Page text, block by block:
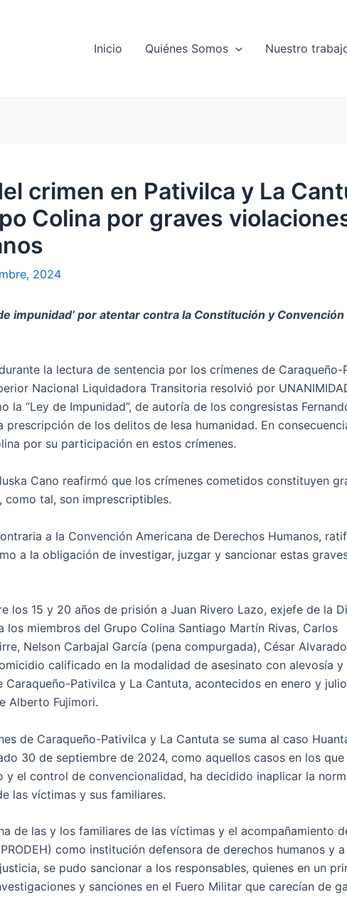
Inicio Quiénes Somos Nuestro
crimen en Pativilca y La
Colina por graves
2024
impunidad’ por atentar contra la Constitución y Convención
la lectura de sentencia por los crímenes de Caraqueño-
Nacional Liquidadora Transitoria resolvió por
la “Ley de Impunidad”, de autoría de los congresistas
de los delitos de lesa humanidad. En
por su participación en estos crímenes.
Cano reafirmó que los crímenes cometidos constituyen
como tal, son imprescriptibles.
a la Convención Americana de Derechos Humanos,
a la obligación de investigar, juzgar y sancionar estas
los 15 y 20 años de prisión a Juan Rivero Lazo, exjefe de la
los miembros del Grupo Colina Santiago Martín Rivas, Carlos
Nelson Carbajal García (pena compurgada), César
calificado en la modalidad de asesinato con alevosía y
Pativilca y La Cantuta, acontecidos en enero y
Alberto Fujimori.
de Caraqueño-Pativilca y La Cantuta se suma al caso
30 de septiembre de 2024, como aquellos casos en los que
el control de convencionalidad, ha decidido inaplicar la
las víctimas y sus familiares.
de las y los familiares de las víctimas y el acompañamiento
como institución defensora de derechos humanos y
se pudo sancionar a los responsables, quienes en un
y sanciones en el Fuero Militar que carecían de